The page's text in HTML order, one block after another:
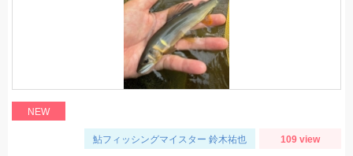
NEW
鮎フィッシングマイスター 鈴木祐也 109 view